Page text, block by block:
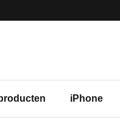
iPhone